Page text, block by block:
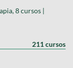
8 cursos |
211 cursos